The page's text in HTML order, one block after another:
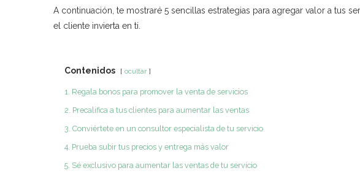
A continuación, te mostraré 5 sencillas estrategias para agregar valor a tus
el cliente invierta en ti.
Contenidos ocultar
1. Regala bonos para promover la venta de servicios
2. Precalifica a tus clientes para aumentar las ventas
3. Conviértete en un consultor especialista de tu servicio
4. Prueba subir tus precios y entrega más valor
5. Sé exclusivo para aumentar las ventas de tu servicio